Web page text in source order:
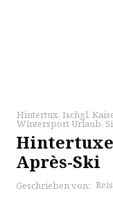
Hintertux, Ischgl,
Wintersport Urlaub,
Après-Ski
Geschrieben von: